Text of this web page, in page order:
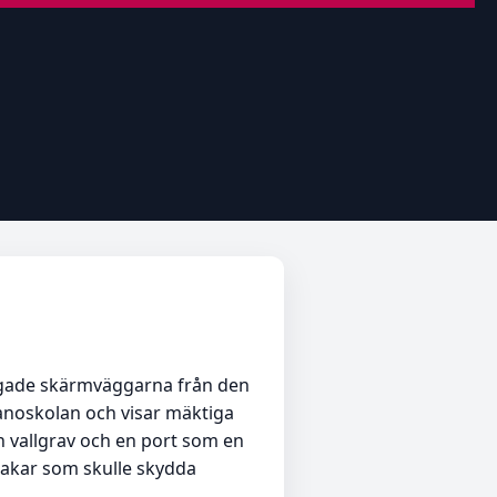
skärmväggarna från den
och visar mäktiga
och en port som en
som skulle skydda